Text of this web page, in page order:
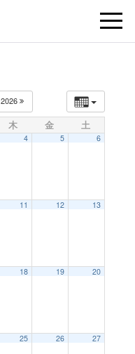
t
2026
木 金 土
4 5 6
11 12 13
18 19 20
25 26 27